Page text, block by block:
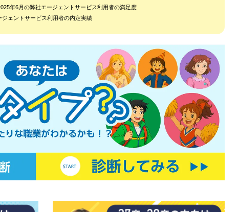
年6月の弊社エージェントサービス利用者の満足度
ェントサービス利用者の内定実績